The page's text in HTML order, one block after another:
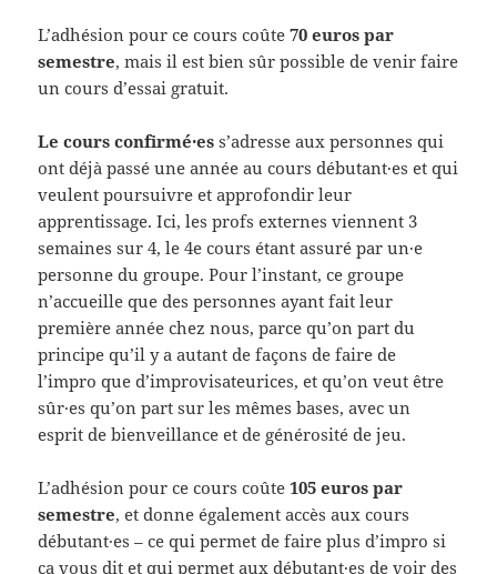
L’adhésion pour ce cours coûte70 euros par
semestre, mais il est bien sûr possible de venir faire
un cours d’essai gratuit.
Le cours confirmé·es s’adresse aux personnes qui
ont déjà passé une année au cours débutant·es et qui
veulent poursuivre et approfondir leur
apprentissage. Ici, les profs externes viennent 3
semaines sur 4, le 4e cours étant assuré par un·e
personne du groupe. Pour l’instant, ce groupe
n’accueille que des personnes ayant fait leur
première année chez nous, parce qu’on part du
principe qu’il y a autant de façons de faire de
l’impro que d’improvisateurices, et qu’on veut être
sûr·es qu’on part sur les mêmes bases, avec un
esprit de bienveillance et de générosité de jeu.
L’adhésion pour ce cours coûte105 euros par
semestre, et donne également accès aux cours
débutant·es – ce qui permet de faire plus d’impro si
ça vous dit et qui permet aux débutant·es de voir des